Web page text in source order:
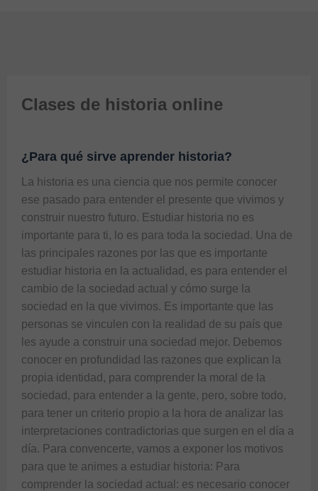
Clases de historia online
¿Para qué sirve aprender historia?
La historia es una ciencia que nos permite conocer
ese pasado para entender el presente que vivimos y
construir nuestro futuro. Estudiar historia no es
importante para ti, lo es para toda la sociedad. Una de
las principales razones por las que es importante
estudiar historia en la actualidad, es para entender el
cambio de la sociedad actual y cómo surge la
sociedad en la que vivimos. Es importante que las
personas se vinculen con la realidad de su país que
les ayude a construir una sociedad mejor. Debemos
conocer en profundidad las razones que explican la
propia identidad, para comprender la moral de la
sociedad, para entender a la gente, pero, sobre todo,
para tener un criterio propio a la hora de analizar las
interpretaciones contradictorias que surgen en el día a
día. Para convencerte, vamos a exponer los motivos
para que te animes a estudiar historia: Para
comprender la sociedad actual: es necesario conocer